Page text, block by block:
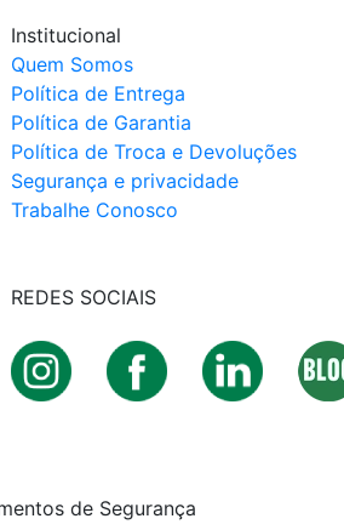
Institucional
Quem Somos
Política de Entrega
Política de Garantia
Política de Troca e Devoluções
Segurança e privacidade
Trabalhe Conosco
REDES SOCIAIS
de Segurança